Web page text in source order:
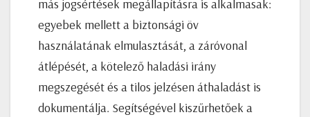
más jogsértések megállapításra is alkalmasak:
egyebek mellett a biztonsági öv
használatának elmulasztását, a záróvonal
átlépését, a kötelező haladási irány
megszegését és a tilos jelzésen áthaladást is
dokumentálja. Segítségével kiszűrhetőek a